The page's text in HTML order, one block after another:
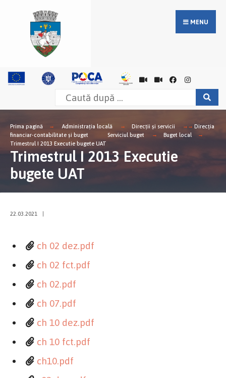
MENU
Prima pagină Administrația locală Direcții și servicii
Direcţia
financiar-contabilitate şi buget
Serviciul buget
Buget local
Trimestrul I 2013 Executie bugete UAT
Trimestrul I 2013 Executie
bugete UAT
22.03.2021
ch 02 dez.pdf
ch 02 fct.pdf
ch 02.pdf
ch 07.pdf
ch 10 dez.pdf
ch 10 fct.pdf
ch10.pdf